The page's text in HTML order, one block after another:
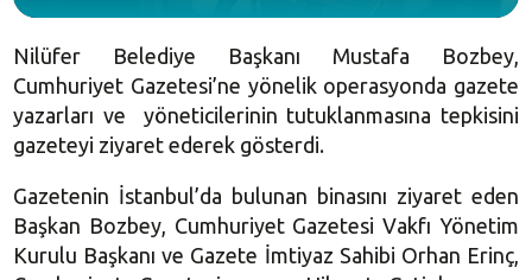
Nilüfer Belediye Başkanı Mustafa Bozbey,
Cumhuriyet Gazetesi’ne yönelik operasyonda gazete
yazarları ve yöneticilerinin tutuklanmasına tepkisini
gazeteyi ziyaret ederek gösterdi.
Gazetenin İstanbul’da bulunan binasını ziyaret eden
Başkan Bozbey, Cumhuriyet Gazetesi Vakfı Yönetim
Kurulu Başkanı ve Gazete İmtiyaz Sahibi Orhan Erinç,